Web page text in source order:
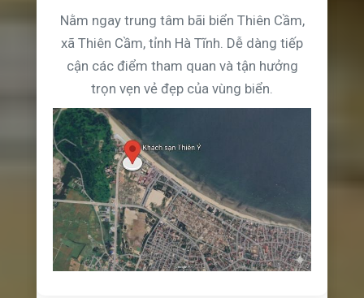
Nằm ngay trung tâm bãi biển Thiên Cầm,
xã Thiên Cầm, tỉnh Hà Tĩnh. Dễ dàng tiếp
cận các điểm tham quan và tận hưởng
trọn vẹn vẻ đẹp của vùng biển.